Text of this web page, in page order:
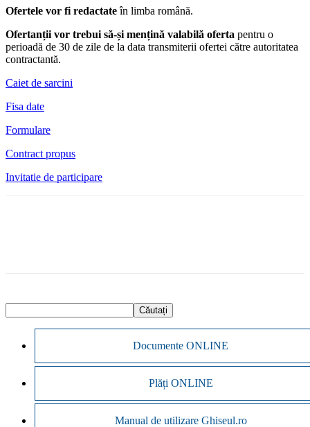
Ofertele vor fi redactateîn limba română.
Ofertanții vor trebui să-și mențină valabilă oferta pentru o
perioadă de 30 de zile de la data transmiterii ofertei către autoritatea
contractantă.
Caiet de sarcini
Fisa date
Formulare
Contract propus
Invitatie de participare
Documente ONLINE
Plăți ONLINE
Manual de utilizare Ghiseul.ro